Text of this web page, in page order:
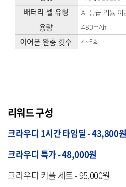
리워드 구성
크라우디 1시간 타임딜 - 43,800원
크라우디 특가 - 48,000원
크라우디 커플 세트 - 95,000원